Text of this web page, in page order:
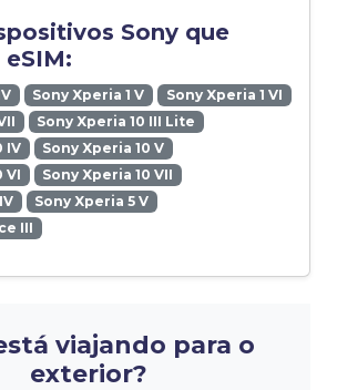
Sony que
Sony Xperia 1 V
Sony Xperia 1 VI
Sony Xperia 10 III Lite
IV
Sony Xperia 10 V
VI
Sony Xperia 10 VII
Sony Xperia 5 V
III
viajando para o
exterior?